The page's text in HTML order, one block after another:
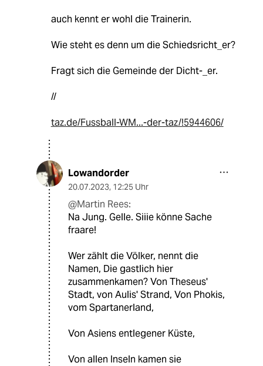
auch kennt er wohl die Trainerin.
Wie steht es denn um die Schiedsricht_er?
Fragt sich die Gemeinde der Dicht-_er.
//
taz.de/Fussball-WM...-der-taz/!5944606/
Lowandorder
20.07.2023, 12:25 Uhr
@Martin Rees:
Na Jung. Gelle. Siiie könne Sache
fraare!
Wer zählt die Völker, nennt die
Namen, Die gastlich hier
zusammenkamen? Von Theseus'
Stadt, von Aulis' Strand, Von Phokis,
vom Spartanerland,
Von Asiens entlegener Küste,
Von allen Inseln kamen sie